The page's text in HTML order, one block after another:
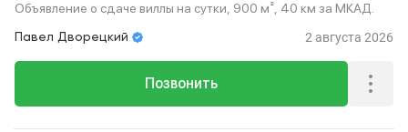
Объявление о сдаче виллы на сутки, 900 м², 40 км за МКАД.
Позвонить
Павел Дворецкий 2 августа 2026